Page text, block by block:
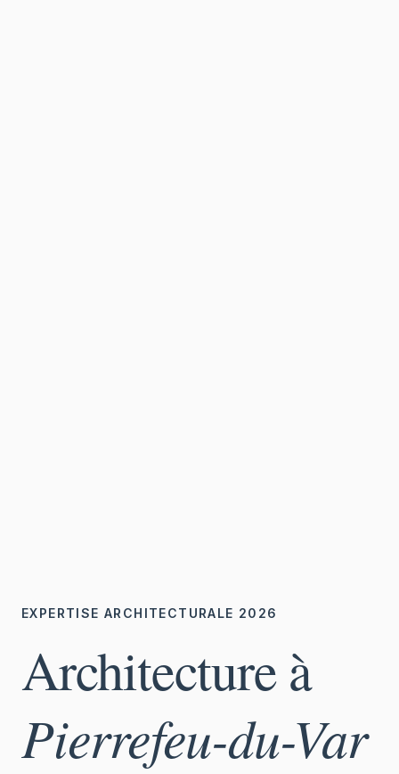
EXPERTISE ARCHITECTURALE 2026
Architecture à
Pierrefeu-du-Var